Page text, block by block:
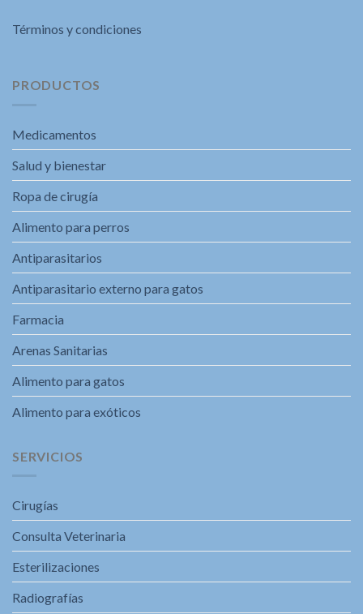
Términos y condiciones
PRODUCTOS
Medicamentos
Salud y bienestar
Ropa de cirugía
Alimento para perros
Antiparasitarios
Antiparasitario externo para gatos
Farmacia
Arenas Sanitarias
Alimento para gatos
Alimento para exóticos
SERVICIOS
Cirugías
Consulta Veterinaria
Esterilizaciones
Radiografías